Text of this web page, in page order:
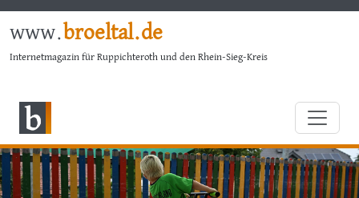
www.broeltal.de
Internetmagazin für Ruppichteroth und den Rhein-Sieg-Kreis